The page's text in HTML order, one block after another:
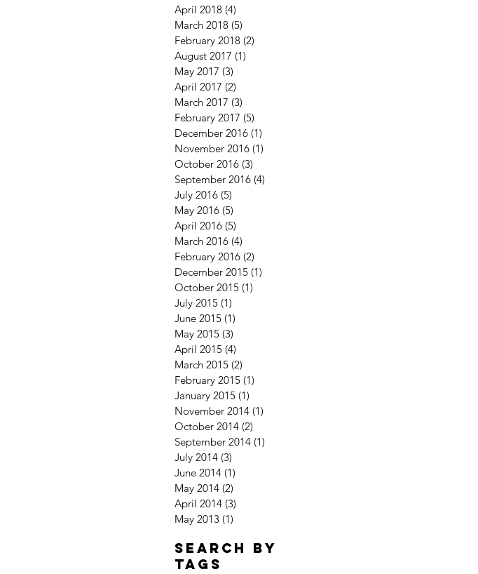
April 2018 (4)
March 2018 (5)
February 2018 (2)
August 2017 (1)
May 2017 (3)
April 2017 (2)
March 2017 (3)
February 2017 (5)
December 2016 (1)
November 2016 (1)
October 2016 (3)
September 2016 (4)
July 2016 (5)
May 2016 (5)
April 2016 (5)
March 2016 (4)
February 2016 (2)
December 2015 (1)
October 2015 (1)
July 2015 (1)
June 2015 (1)
May 2015 (3)
April 2015 (4)
March 2015 (2)
February 2015 (1)
January 2015 (1)
November 2014 (1)
October 2014 (2)
September 2014 (1)
July 2014 (3)
June 2014 (1)
May 2014 (2)
April 2014 (3)
May 2013 (1)
Search By
Tags